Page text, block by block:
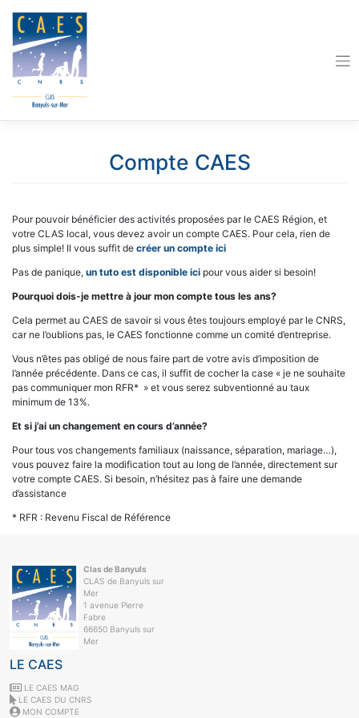
content
Compte CAES
Pour pouvoir bénéficier des activités proposées par le CAES Région, et
votre CLAS local, vous devez avoir un compte CAES. Pour cela, rien de
plus simple! Il vous suffit de créer un compte ici
Pas de panique, un tuto est disponible ici pour vous aider si besoin!
Pourquoi dois-je mettre à jour mon compte tous les ans?
Cela permet au CAES de savoir si vous êtes toujours employé par le CNRS,
car ne l’oublions pas, le CAES fonctionne comme un comité d’entreprise.
Vous n’êtes pas obligé de nous faire part de votre avis d’imposition de
l’année précédente. Dans ce cas, il suffit de cocher la case « je ne souhaite
pas communiquer mon RFR* » et vous serez subventionné au taux
minimum de 13%.
Et si j’ai un changement en cours d’année?
Pour tous vos changements familiaux (naissance, séparation, mariage…),
vous pouvez faire la modification tout au long de l’année, directement sur
votre compte CAES. Si besoin, n’hésitez pas à faire une demande
d’assistance
* RFR : Revenu Fiscal de Référence
Clas de Banyuls
CLAS de Banyuls sur
Mer
1 avenue Pierre
Fabre
66650 Banyuls sur
Mer
LE CAES
LE CAES MAG
LE CAES DU CNRS
MON COMPTE